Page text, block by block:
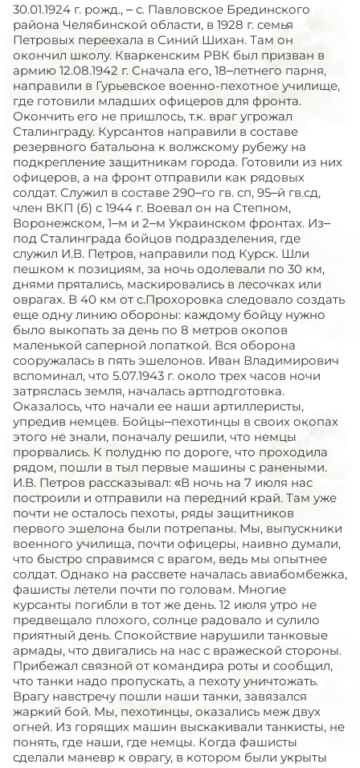
30.01.1924 г. рожд., – с. Павловское Брединского
района Челябинской области, в 1928 г. семья
Петровых переехала в Синий Шихан. Там он
окончил школу. Кваркенским РВК был призван в
армию 12.08.1942 г. Сначала его, 18–летнего парня,
направили в Гурьевское военно-пехотное училище,
где готовили младших офицеров для фронта.
Окончить его не пришлось, т.к. враг угрожал
Сталинграду. Курсантов направили в составе
резервного батальона к волжскому рубежу на
подкрепление защитникам города. Готовили из них
офицеров, а на фронт отправили как рядовых
солдат. Служил в составе 290–го гв. сп, 95–й гв.сд,
член ВКП (б) с 1944 г. Воевал он на Степном,
Воронежском, 1–м и 2–м Украинском фронтах. Из–
под Сталинграда бойцов подразделения, где
служил И.В. Петров, направили под Курск. Шли
пешком к позициям, за ночь одолевали по 30 км,
днями прятались, маскировались в лесочках или
оврагах. В 40 км от с.Прохоровка следовало создать
еще одну линию обороны: каждому бойцу нужно
было выкопать за день по 8 метров окопов
маленькой саперной лопаткой. Вся оборона
сооружалась в пять эшелонов. Иван Владимирович
вспоминал, что 5.07.1943 г. около трех часов ночи
затряслась земля, началась артподготовка.
Оказалось, что начали ее наши артиллеристы,
упредив немцев. Бойцы–пехотинцы в своих окопах
этого не знали, поначалу решили, что немцы
прорвались. К полудню по дороге, что проходила
рядом, пошли в тыл первые машины с ранеными.
И.В. Петров рассказывал: «В ночь на 7 июля нас
построили и отправили на передний край. Там уже
почти не осталось пехоты, ряды защитников
первого эшелона были потрепаны. Мы, выпускники
военного училища, почти офицеры, наивно думали,
что быстро справимся с врагом, ведь мы опытнее
солдат. Однако на рассвете началась авиабомбежка,
фашисты летели почти по головам. Многие
курсанты погибли в тот же день. 12 июля утро не
предвещало плохого, солнце радовало и сулило
приятный день. Спокойствие нарушили танковые
армады, что двигались на нас с вражеской стороны.
Прибежал связной от командира роты и сообщил,
что танки надо пропускать, а пехоту уничтожать.
Врагу навстречу пошли наши танки, завязался
жаркий бой. Мы, пехотинцы, оказались меж двух
огней. Из горящих машин выскакивали танкисты, не
понять, где наши, где немцы. Когда фашисты
сделали маневр к оврагу, в котором были укрыты